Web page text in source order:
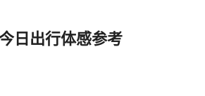
日出行体感参考